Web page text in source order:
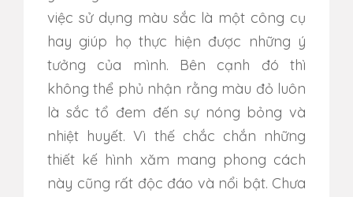
việc sử dụng màu sắc là một công cụ
hay giúp họ thực hiện được những ý
tưởng của mình. Bên cạnh đó thì
không thể phủ nhận rằng màu đỏ luôn
là sắc tổ đem đến sự nóng bỏng và
nhiệt huyết. Vì thế chắc chắn những
thiết kế hình xăm mang phong cách
này cũng rất độc đáo và nổi bật. Chưa